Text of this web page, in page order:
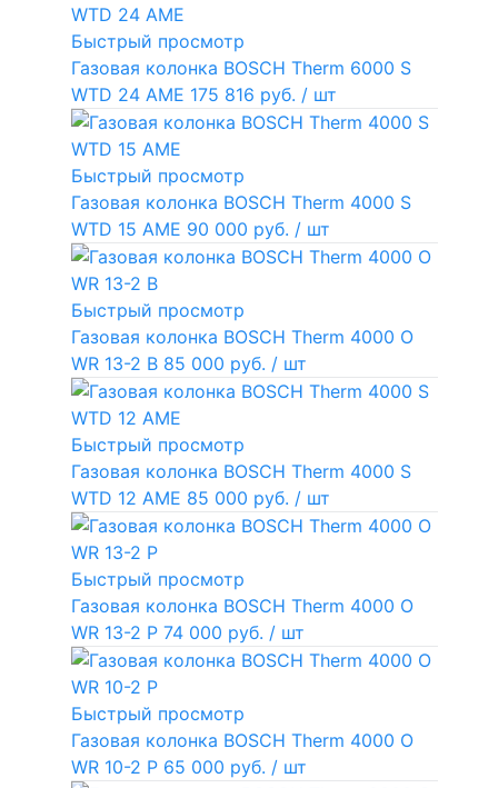
Быстрый просмотр
Газовая колонка BOSCH Therm 6000 S
WTD 24 AME 175 816 руб. / шт
Быстрый просмотр
Газовая колонка BOSCH Therm 4000 S
WTD 15 AME 90 000 руб. / шт
Быстрый просмотр
Газовая колонка BOSCH Therm 4000 O
WR 13-2 В 85 000 руб. / шт
Быстрый просмотр
Газовая колонка BOSCH Therm 4000 S
WTD 12 AME 85 000 руб. / шт
Быстрый просмотр
Газовая колонка BOSCH Therm 4000 O
WR 13-2 P 74 000 руб. / шт
Быстрый просмотр
Газовая колонка BOSCH Therm 4000 O
WR 10-2 P 65 000 руб. / шт